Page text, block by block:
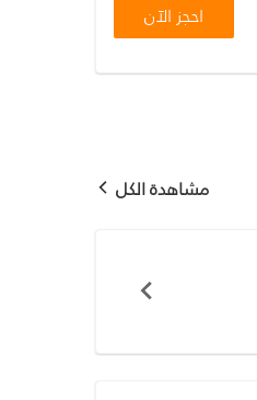
احجز الآن
مشاهدة الكل